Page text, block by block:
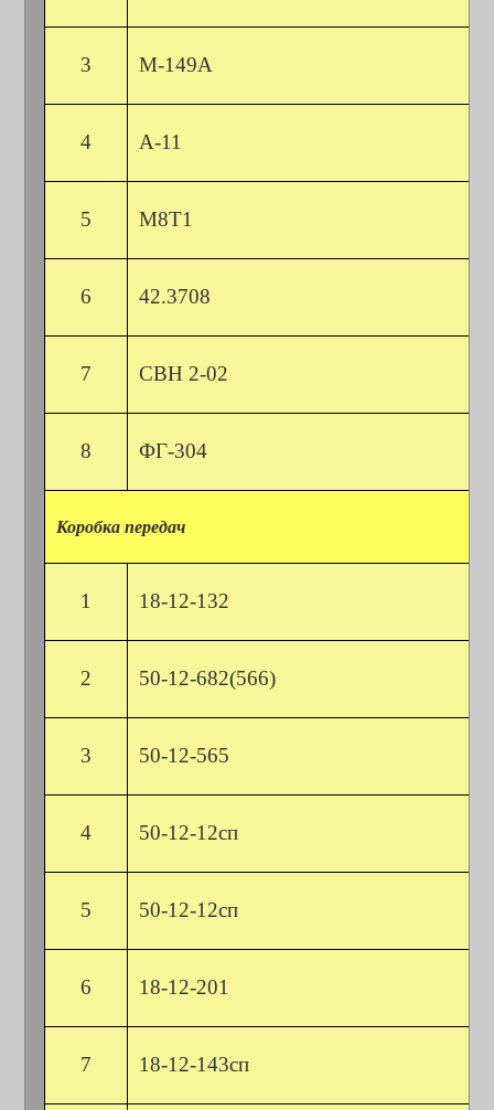
3 М-149А
4 А-11
5 М8Т1
6 42.3708
7 СВН 2-02
8 ФГ-304
Коробка передач
1 18-12-132
2 50-12-682(566)
3 50-12-565
4 50-12-12сп
5 50-12-12сп
6 18-12-201
7 18-12-143сп